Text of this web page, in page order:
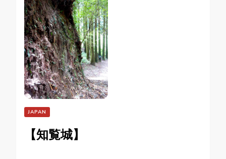
JAPAN
【知覧城】